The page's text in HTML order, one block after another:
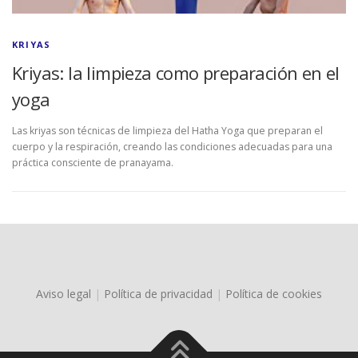
KRIYAS
Kriyas: la limpieza como preparación en el
yoga
Las kriyas son técnicas de limpieza del Hatha Yoga que preparan el
cuerpo y la respiración, creando las condiciones adecuadas para una
práctica consciente de pranayama.
Aviso legal | Política de privacidad | Política de cookies